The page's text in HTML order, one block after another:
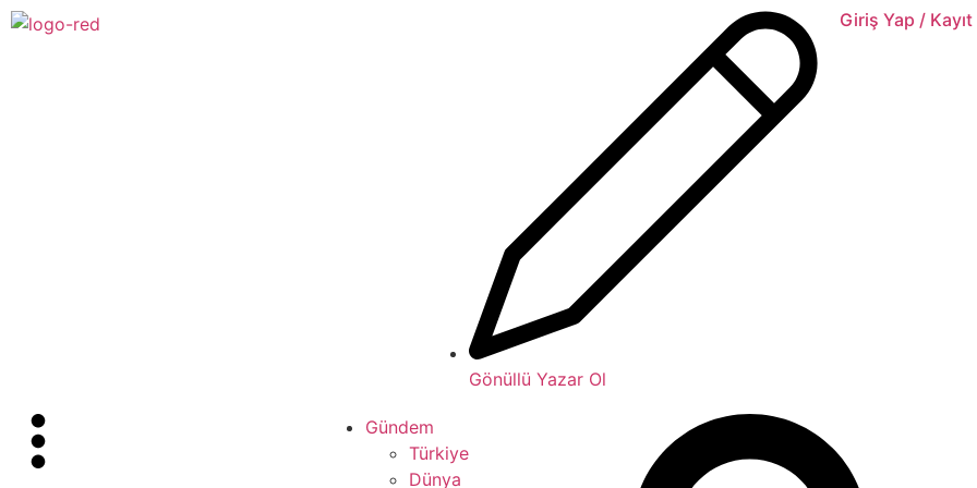
Gönüllü Yazar Ol
Giriş Yap / Kayıt
Gündem
Türkiye
Dünya